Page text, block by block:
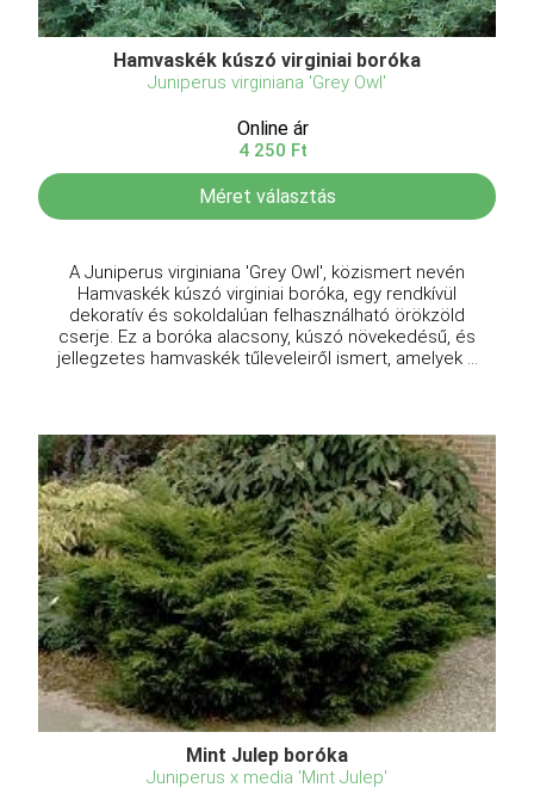
Hamvaskék kúszó virginiai boróka
Juniperus virginiana 'Grey Owl'
Online ár
4 250 Ft
Méret választás
A Juniperus virginiana 'Grey Owl', közismert nevén
Hamvaskék kúszó virginiai boróka, egy rendkívül
dekoratív és sokoldalúan felhasználható örökzöld
cserje. Ez a boróka alacsony, kúszó növekedésű, és
jellegzetes hamvaskék tűleveleiről ismert, amelyek ...
Mint Julep boróka
Juniperus x media 'Mint Julep'